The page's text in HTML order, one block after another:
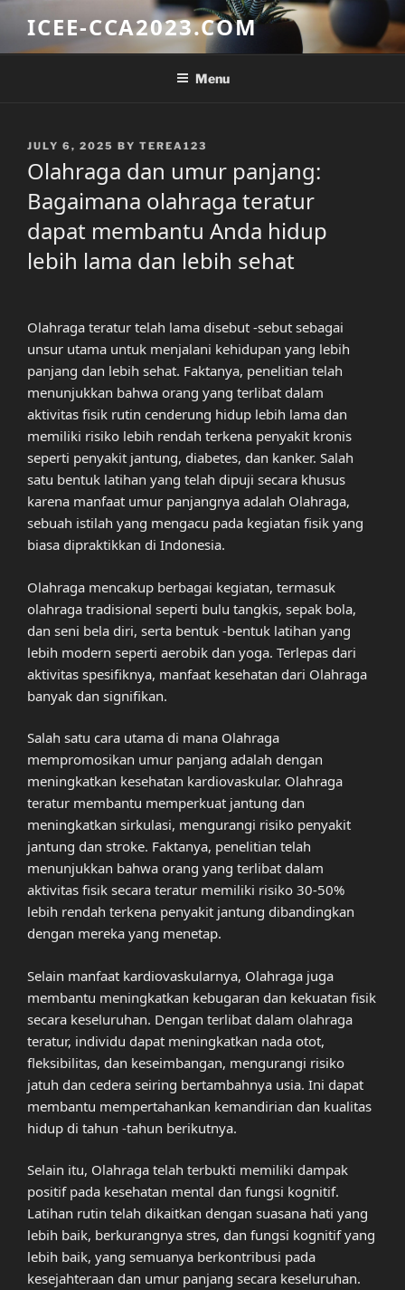
content
ICEE-CCA2023.COM
Menu
POSTED
JULY 6, 2025 BY TEREA123
Olahraga dan umur panjang:
Bagaimana olahraga teratur
dapat membantu Anda hidup
lebih lama dan lebih sehat
Olahraga teratur telah lama disebut -sebut sebagai
unsur utama untuk menjalani kehidupan yang lebih
panjang dan lebih sehat. Faktanya, penelitian telah
menunjukkan bahwa orang yang terlibat dalam
aktivitas fisik rutin cenderung hidup lebih lama dan
memiliki risiko lebih rendah terkena penyakit kronis
seperti penyakit jantung, diabetes, dan kanker. Salah
satu bentuk latihan yang telah dipuji secara khusus
karena manfaat umur panjangnya adalah Olahraga,
sebuah istilah yang mengacu pada kegiatan fisik yang
biasa dipraktikkan di Indonesia.
Olahraga mencakup berbagai kegiatan, termasuk
olahraga tradisional seperti bulu tangkis, sepak bola,
dan seni bela diri, serta bentuk -bentuk latihan yang
lebih modern seperti aerobik dan yoga. Terlepas dari
aktivitas spesifiknya, manfaat kesehatan dari Olahraga
banyak dan signifikan.
Salah satu cara utama di mana Olahraga
mempromosikan umur panjang adalah dengan
meningkatkan kesehatan kardiovaskular. Olahraga
teratur membantu memperkuat jantung dan
meningkatkan sirkulasi, mengurangi risiko penyakit
jantung dan stroke. Faktanya, penelitian telah
menunjukkan bahwa orang yang terlibat dalam
aktivitas fisik secara teratur memiliki risiko 30-50%
lebih rendah terkena penyakit jantung dibandingkan
dengan mereka yang menetap.
Selain manfaat kardiovaskularnya, Olahraga juga
membantu meningkatkan kebugaran dan kekuatan fisik
secara keseluruhan. Dengan terlibat dalam olahraga
teratur, individu dapat meningkatkan nada otot,
fleksibilitas, dan keseimbangan, mengurangi risiko
jatuh dan cedera seiring bertambahnya usia. Ini dapat
membantu mempertahankan kemandirian dan kualitas
hidup di tahun -tahun berikutnya.
Selain itu, Olahraga telah terbukti memiliki dampak
positif pada kesehatan mental dan fungsi kognitif.
Latihan rutin telah dikaitkan dengan suasana hati yang
lebih baik, berkurangnya stres, dan fungsi kognitif yang
lebih baik, yang semuanya berkontribusi pada
kesejahteraan dan umur panjang secara keseluruhan.